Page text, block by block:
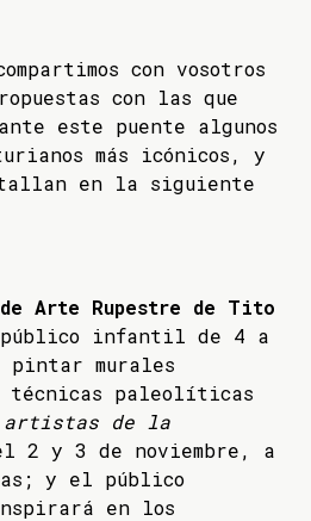
con vosotros
con las que
este puente algunos
más icónicos, y
en la siguiente
Arte Rupestre de Tito
infantil de 4 a
pintar murales
técnicas paleolíticas
artistas de la
2 y 3 de noviembre, a
y el público
en los